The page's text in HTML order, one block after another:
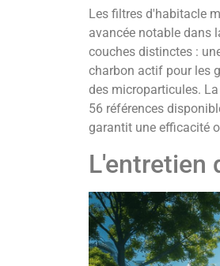
Les filtres d'habitacle
avancée notable dans
couches distinctes :
charbon actif pour les
des microparticules.
56 références
garantit une efficacité
L'entretien